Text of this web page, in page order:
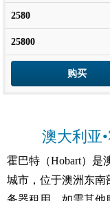
2580
25800
购买
澳大利亚
霍巴特（Hobart）是
城市，位于澳洲东南